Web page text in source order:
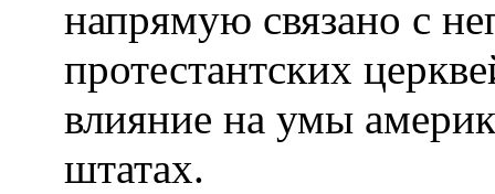
напрямую связано с
протестантских
влияние на умы
штатах.